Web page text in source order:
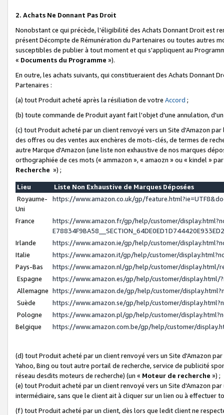
2. Achats Ne Donnant Pas Droit
Nonobstant ce qui précède, l'éligibilité des Achats Donnant Droit est
présent Décompte de Rémunération du Partenaires ou toutes autres
susceptibles de publier à tout moment et qui s'appliquent au
« Documents du Programme »).
En outre, les achats suivants, qui constitueraient des Achats Donnant
Partenaires :
(a) tout Produit acheté après la résiliation de votre Accord ;
(b) toute commande de Produit ayant fait l'objet d'une annulation,
(c) tout Produit acheté par un client renvoyé vers un Site d'Amazon
des offres ou des ventes aux enchères de mots-clés, de termes de
autre Marque d'Amazon (une liste non exhaustive de nos marques
orthographiée de ces mots (« ammazon », « amaozn » ou « kindel »
Recherche ») ;
Lieu
Liste Non Exhaustive de Marques Déposées
Royaume-
Uni
https://www.amazon.co.uk/gp/
France
https://www.amazon.fr/gp/help/customer/
Irlande
https://www.amazon.ie/gp/help/customer/
Italie
https://www.amazon.it/gp/help/customer/
Pays-Bas
https://www.amazon.nl/gp/help/customer/display.html/
Espagne
https://www.amazon.es/gp/help/customer/display.html/
Allemagne https://www.amazon.de/gp/help/customer/
Suède
https://www.amazon.se/gp/help/customer/
Pologne
https://www.amazon.pl/gp/help/customer/
Belgique
https://www.amazon.com.be/gp/help/customer/
(d) tout Produit acheté par un client renvoyé vers un Site d'Amazon
Yahoo, Bing ou tout autre portail de recherche, service de publicité
réseau desdits moteurs de recherche) (un « Moteur de recherche ») ;
(e) tout Produit acheté par un client renvoyé vers un Site d'Amazon
intermédiaire, sans que le client ait à cliquer sur un lien ou à
(f) tout Produit acheté par un client, dès lors que ledit client ne